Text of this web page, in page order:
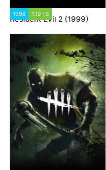
1998 1.19 ГБ
Resident Evil 2 (1999)